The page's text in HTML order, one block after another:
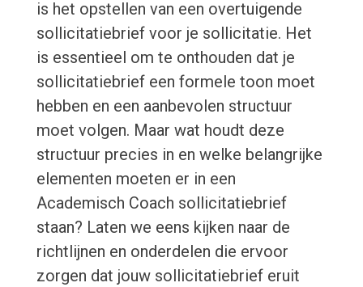
is het opstellen van een overtuigende
sollicitatiebrief voor je sollicitatie. Het
is essentieel om te onthouden dat je
sollicitatiebrief een formele toon moet
hebben en een aanbevolen structuur
moet volgen. Maar wat houdt deze
structuur precies in en welke belangrijke
elementen moeten er in een
Academisch Coach sollicitatiebrief
staan? Laten we eens kijken naar de
richtlijnen en onderdelen die ervoor
zorgen dat jouw sollicitatiebrief eruit